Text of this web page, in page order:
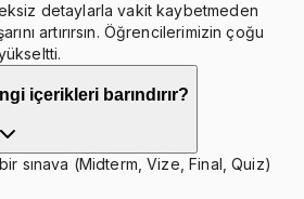
detaylarla vakit kaybetmeden
artırırsın. Öğrencilerimizin çoğu
içerikleri barındırır?
sınava (Midterm, Vize, Final, Quiz)